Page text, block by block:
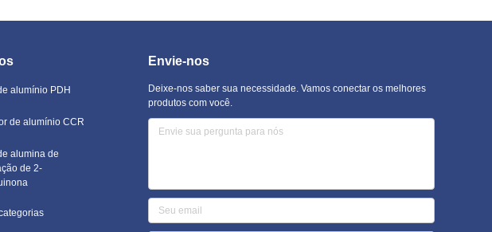
alumínio PDH
de alumínio CCR
alumina de
de 2-
Envie-nos
Deixe-nos saber sua necessidade. Vamos conectar os melhores
produtos com você.